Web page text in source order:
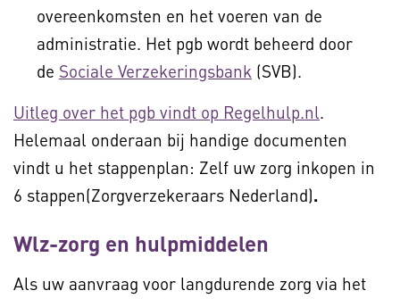
overeenkomsten en het voeren van de
administratie. Het pgb wordt beheerd door
de Sociale Verzekeringsbank (SVB).
Uitleg over het pgb vindt op Regelhulp.nl.
Helemaal onderaan bij handige documenten
vindt u het stappenplan: Zelf uw zorg inkopen in
6 stappen(Zorgverzekeraars Nederland).
Wlz-zorg en hulpmiddelen
Als uw aanvraag voor langdurende zorg via het